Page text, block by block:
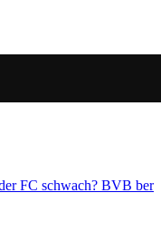
BVB bereitet All-in-